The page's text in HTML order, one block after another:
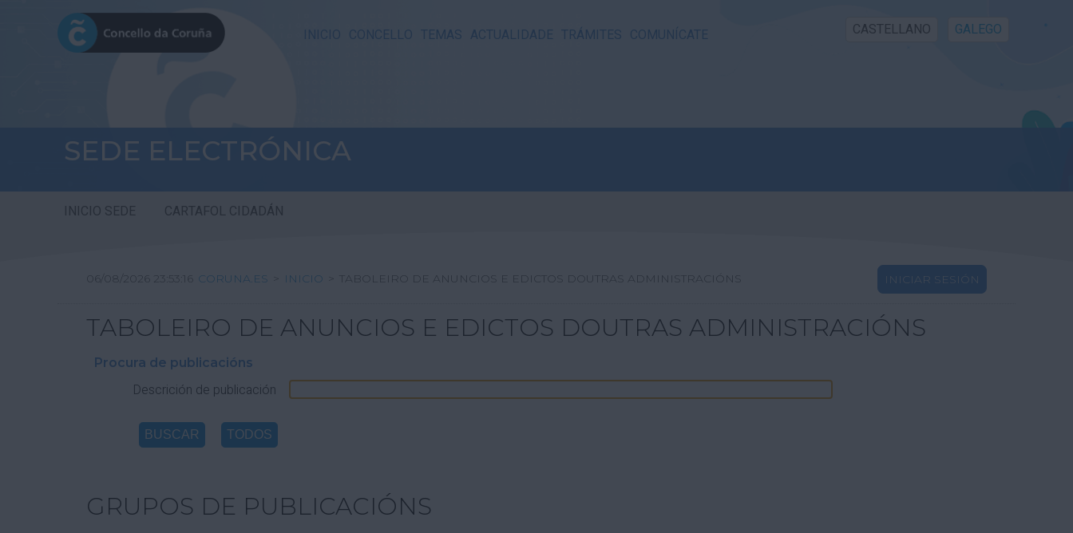
INICIO CONCELLO TEMAS ACTUALIDADE TRÁMITES COMUNÍCATE CASTELLANO GALEGO
SEDE ELECTRÓNICA
INICIO SEDE CARTAFOL CIDADÁN
06/08/2026 23:53:16 CORUNA.ES > INICIO > TABOLEIRO DE ANUNCIOS E EDICTOS DOUTRAS ADMINISTRACIÓNS INICIAR SESIÓN
TABOLEIRO DE ANUNCIOS E EDICTOS DOUTRAS ADMINISTRACIÓNS
Procura de publicacións
Descrición de publicación
GRUPOS DE PUBLICACIÓNS